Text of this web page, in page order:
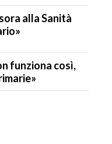
alla Sanità
funziona così,